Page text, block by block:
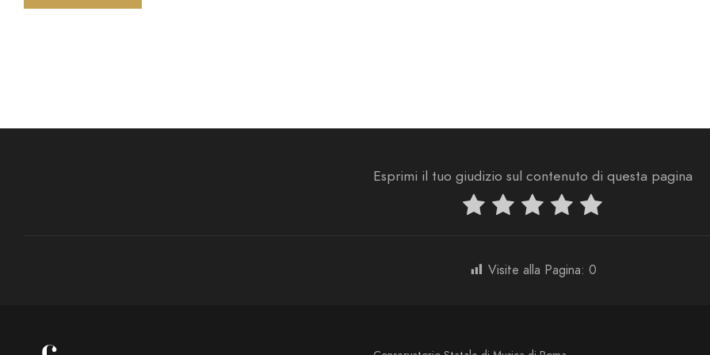
Esprimi il tuo giudizio sul contenuto di questa pagina
Visite alla Pagina: 0